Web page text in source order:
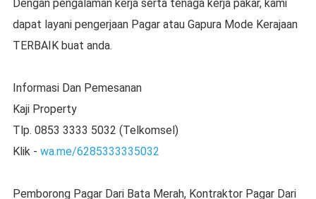
Dengan pengalaman kerja serta tenaga kerja pakar, kami
dapat layani pengerjaan Pagar atau Gapura Mode Kerajaan
TERBAIK buat anda.
Informasi Dan Pemesanan
Kaji Property
Tlp. 0853 3333 5032 (Telkomsel)
Klik - wa.me/6285333335032
Pemborong Pagar Dari Bata Merah, Kontraktor Pagar Dari